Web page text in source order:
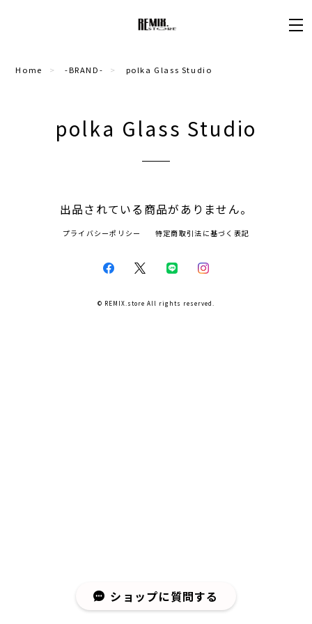
Home -BRAND- polka Glass Studio
polka Glass Studio
出品されている商品がありません。
プライバシーポリシー 特定商取引法に基づく表記
© REMIX.store All rights reserved.
ショップに質問する